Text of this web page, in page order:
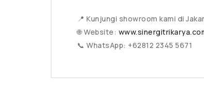
📍 Kunjungi showroom kami di
🌐 Website:
📞 WhatsApp: +62812 2345 5671